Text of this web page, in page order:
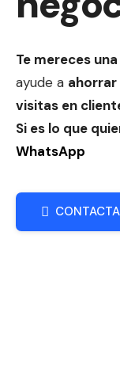
Te mereces
ayude a
visitas en
Si es lo que
WhatsApp